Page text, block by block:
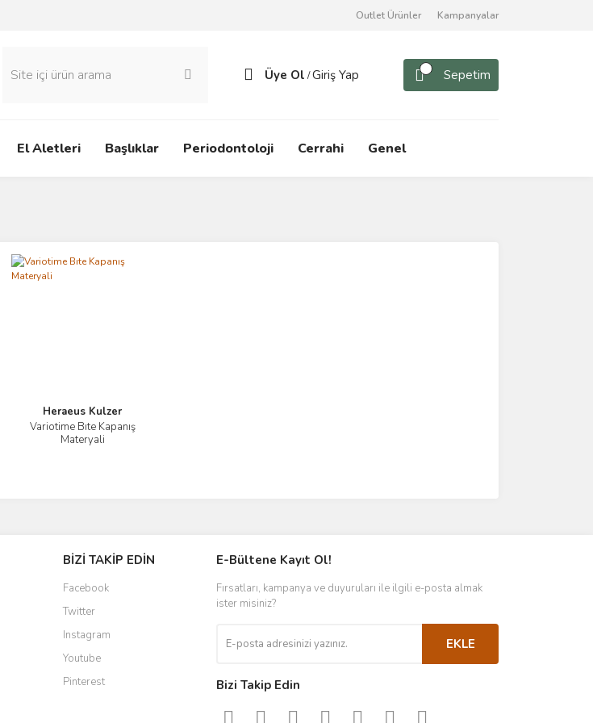
Outlet Ürünler Kampanyalar
Üye Ol /Giriş Yap Sepetim
El Aletleri Başlıklar Periodontoloji Cerrahi Genel
Heraeus Kulzer
Variotime Bıte Kapanış
Materyali
İncele
BİZİ TAKİP EDİN
Facebook
Twitter
Instagram
Youtube
Pinterest
E-Bültene Kayıt Ol!
Fırsatları, kampanya ve duyuruları ile ilgili e-posta almak
ister misiniz?
EKLE
Bizi Takip Edin